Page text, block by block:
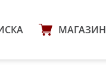
МАГАЗИН